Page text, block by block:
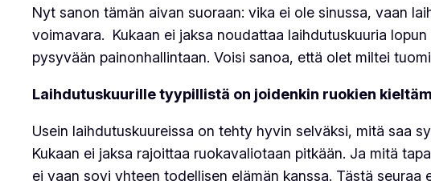
Nyt sanon tämän aivan suoraan: vika ei ole sinussa, vaan
voimavara. Kukaan ei jaksa noudattaa laihdutuskuuria
pysyvään painonhallintaan. Voisi sanoa, että olet miltei
Laihdutuskuurille tyypillistä on joidenkin ruokien
Usein laihdutuskuureissa on tehty hyvin selväksi, mitä saa
Kukaan ei jaksa rajoittaa ruokavaliotaan pitkään. Ja mitä
ei vaan sovi yhteen todellisen elämän kanssa. Tästä